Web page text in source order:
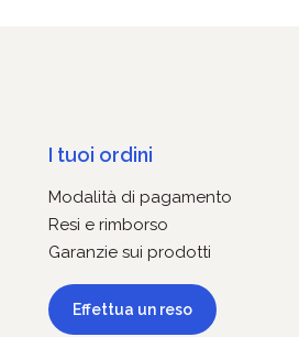
I tuoi ordini
Modalità di pagamento
Resi e rimborso
Garanzie sui prodotti
Effettua un reso